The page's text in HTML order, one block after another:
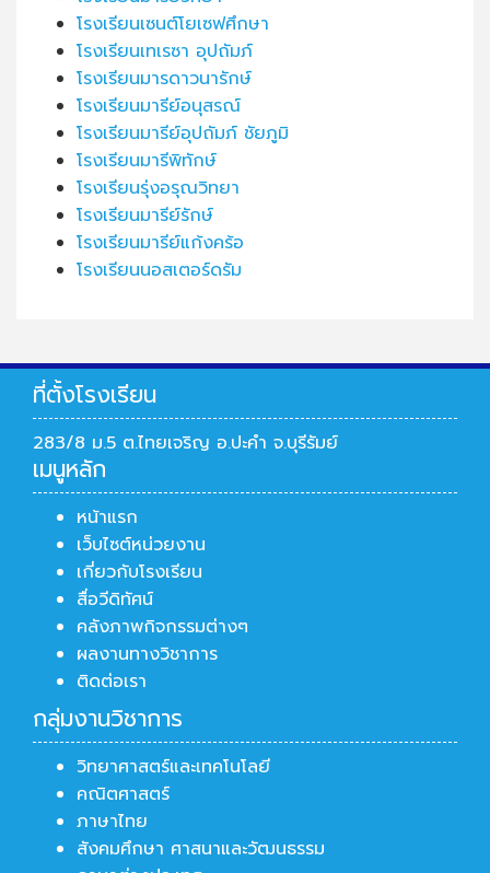
โรงเรียนเซนต์โยเซฟศึกษา
โรงเรียนเทเรซา อุปถัมภ์
โรงเรียนมารดาวนารักษ์
โรงเรียนมารีย์อนุสรณ์
โรงเรียนมารีย์อุปถัมภ์ ชัยภูมิ
โรงเรียนมารีพิทักษ์
โรงเรียนรุ่งอรุณวิทยา
โรงเรียนมารีย์รักษ์
โรงเรียนมารีย์แก้งคร้อ
โรงเรียนนอสเตอร์ดรัม
ที่ตั้งโรงเรียน
283/8 ม.5 ต.ไทยเจริญ อ.ปะคำ จ.บุรีรัมย์
เมนูหลัก
หน้าแรก
เว็บไซต์หน่วยงาน
เกี่ยวกับโรงเรียน
สื่อวีดิทัศน์
คลังภาพกิจกรรมต่างๆ
ผลงานทางวิชาการ
ติดต่อเรา
กลุ่มงานวิชาการ
วิทยาศาสตร์และเทคโนโลยี
คณิตศาสตร์
ภาษาไทย
สังคมศึกษา ศาสนาและวัฒนธรรม